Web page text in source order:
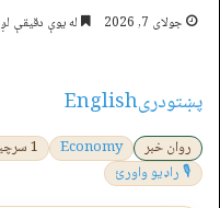
جولای 7, 2026 له یوې دقیقې لږ
پښتودریEnglish
روان خبر Economy 1 سرچینې
🎙 راډیو واورئ